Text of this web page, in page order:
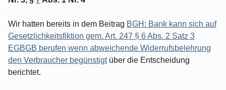
Wir hatten bereits in dem Beitrag BGH: Bank kann sich auf
Gesetzlichkeitsfiktion gem. Art. 247 § 6 Abs. 2 Satz 3
EGBGB berufen wenn abweichende Widerrufsbelehrung
den Verbraucher begünstigtüber die Entscheidung
berichtet.